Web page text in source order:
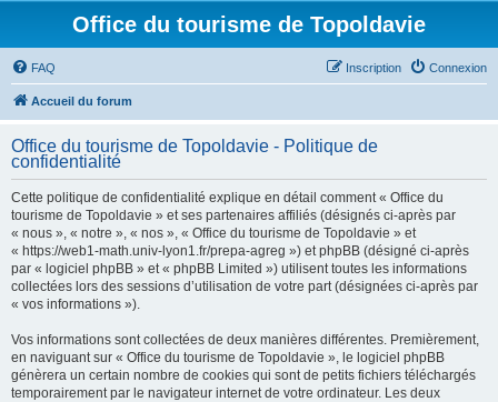
Office du tourisme de Topoldavie
FAQ Connexion
Inscription
Accueil du forum
Office du tourisme de Topoldavie - Politique de
confidentialité
Cette politique de confidentialité explique en détail comment « Office du
tourisme de Topoldavie » et ses partenaires affiliés (désignés ci-après par
« nous », « notre », « nos », « Office du tourisme de Topoldavie » et
« https://web1-math.univ-lyon1.fr/prepa-agreg ») et phpBB (désigné ci-après
par « logiciel phpBB » et « phpBB Limited ») utilisent toutes les informations
collectées lors des sessions d’utilisation de votre part (désignées ci-après par
« vos informations »).
Vos informations sont collectées de deux manières différentes. Premièrement,
en naviguant sur « Office du tourisme de Topoldavie », le logiciel phpBB
génèrera un certain nombre de cookies qui sont de petits fichiers téléchargés
temporairement par le navigateur internet de votre ordinateur. Les deux